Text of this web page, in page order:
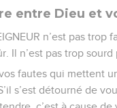
entre Dieu et
n’est pas trop
Il n’est pas trop
fautes qui mettent
s’est détourné de